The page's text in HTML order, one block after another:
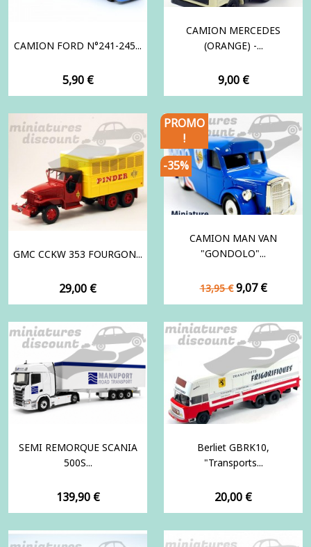
CAMION FORD N°241-245...
Prix
5,90 €
CAMION MERCEDES
(ORANGE) -...
Prix
9,00 €
GMC CCKW 353 FOURGON...
Prix
29,00 €
CAMION MAN VAN
"GONDOLO"...
Prix
de
13,95 € Prix
9,07 €
PROMO
!
-35%
SEMI REMORQUE SCANIA
500S...
Prix
139,90 €
Berliet GBRK10,
"Transports...
Prix
20,00 €